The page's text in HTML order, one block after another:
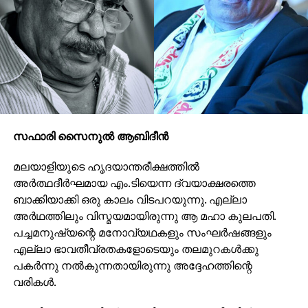
സഫാരി സൈനുല്‍ ആബിദീന്‍
മലയാളിയുടെ ഹൃദയാന്തരീക്ഷത്തില്‍
അര്‍ത്ഥദീര്‍ഘമായ എം.ടിയെന്ന ദ്വയാക്ഷരത്തെ
ബാക്കിയാക്കി ഒരു കാലം വിടപറയുന്നു. എല്ലാ
അര്‍ഥത്തിലും വിസ്മയമായിരുന്നു ആ മഹാ കുലപതി.
പച്ചമനുഷ്യന്റെ മനോവ്യഥകളും സംഘര്‍ഷങ്ങളും
എല്ലാ ഭാവതീവ്രതകളോടെയും തലമുറകള്‍ക്കു
പകര്‍ന്നു നല്‍കുന്നതായിരുന്നു അദ്ദേഹത്തിന്റെ
വരികള്‍.